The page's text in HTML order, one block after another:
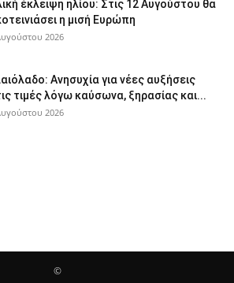
έκλειψη ηλίου: Στις 12 Αυγούστου θα
η μισή Ευρώπη
2026
Ανησυχία για νέες αυξήσεις
τιμές λόγω καύσωνα, ξηρασίας και...
2026
©